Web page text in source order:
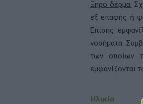
Ξηρό δέρμα:
εξ επαφής ή
Επίσης
νοσήματα.
των οποίων
εμφανίζονται
Hλικία